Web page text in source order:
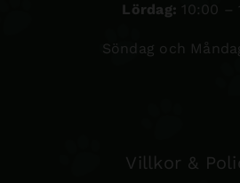
Lördag: 10:00 –
Söndag och
Villkor &